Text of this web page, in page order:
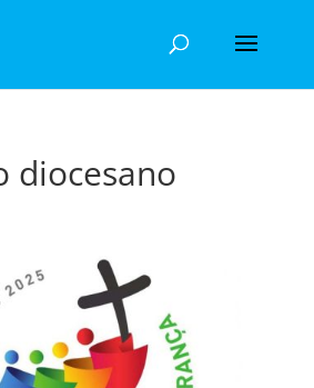
diocesano